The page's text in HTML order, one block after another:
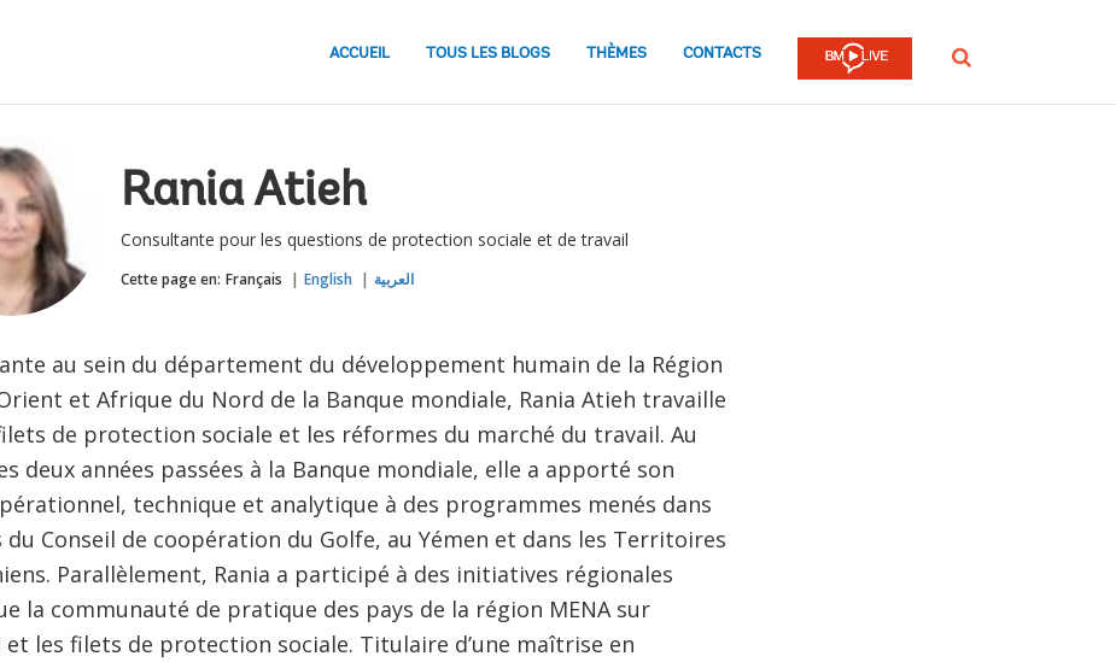
ACCUEIL TOUS LES BLOGS THÈMES CONTACTS Rechercher
Rania Atieh
Consultante pour les questions de protection sociale et de travail
Cette page en: Français English العربية
au sein du département du développement humain de la Région
et Afrique du Nord de la Banque mondiale, Rania Atieh travaille
de protection sociale et les réformes du marché du travail. Au
deux années passées à la Banque mondiale, elle a apporté son
technique et analytique à des programmes menés dans
du Conseil de coopération du Golfe, au Yémen et dans les Territoires
Parallèlement, Rania a participé à des initiatives régionales
la communauté de pratique des pays de la région MENA sur
et les filets de protection sociale. Titulaire d’une maîtrise en